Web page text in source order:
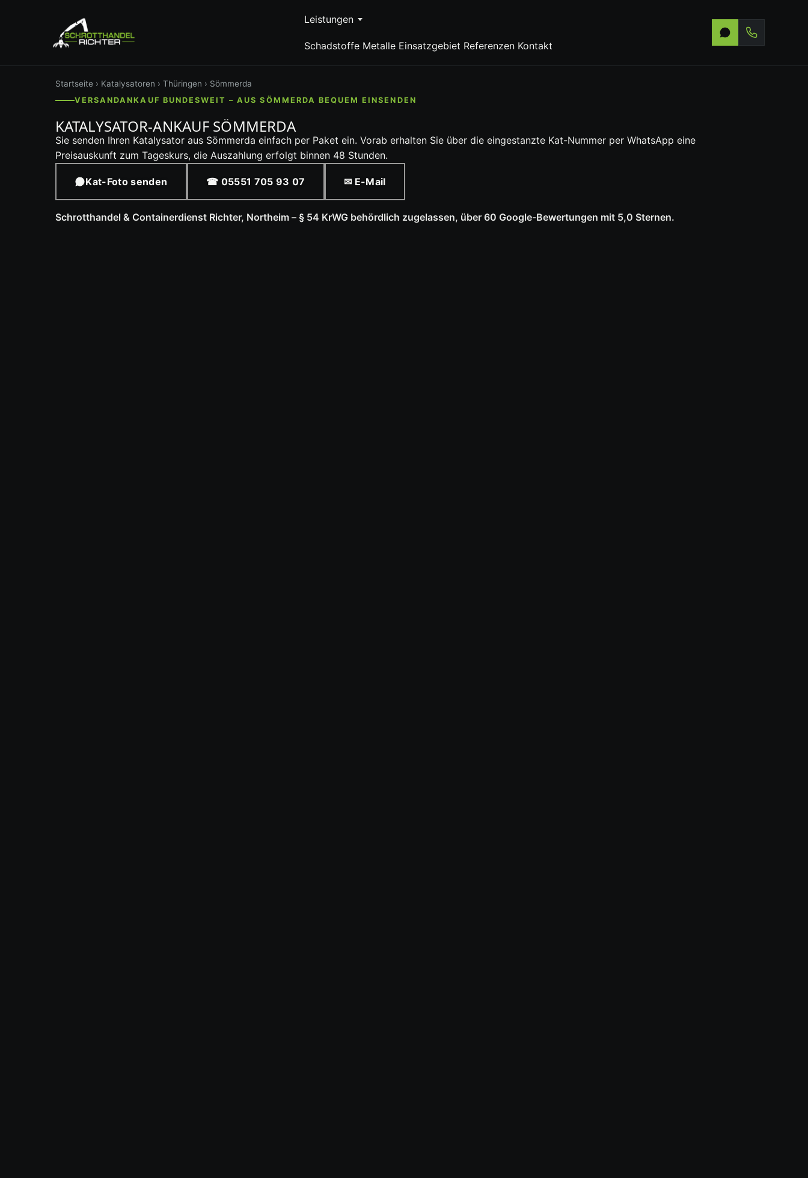
Leistungen
Schadstoffe Metalle Einsatzgebiet Referenzen Kontakt
Startseite › Katalysatoren › Thüringen › Sömmerda
VERSANDANKAUF BUNDESWEIT – AUS SÖMMERDA BEQUEM EINSENDEN
KATALYSATOR-ANKAUF SÖMMERDA
Sie senden Ihren Katalysator aus Sömmerda einfach per Paket ein. Vorab erhalten Sie über die eingestanzte Kat-Nummer per WhatsApp eine
Preisauskunft zum Tageskurs, die Auszahlung erfolgt binnen 48 Stunden.
Kat-Foto senden ☎ 05551 705 93 07 ✉ E-Mail
Schrotthandel & Containerdienst Richter, Northeim – § 54 KrWG behördlich zugelassen, über 60 Google-Bewertungen mit 5,0 Sternen.